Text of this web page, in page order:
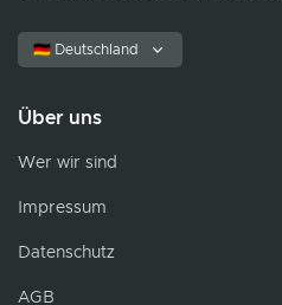
🇩🇪 Deutschland
Über uns
Wer wir sind
Impressum
Datenschutz
AGB